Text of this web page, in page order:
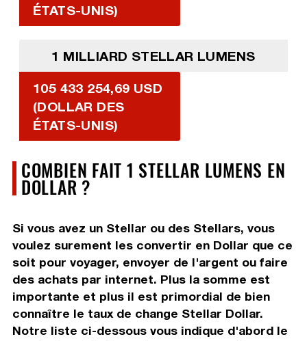
ÉTATS-UNIS)
1 MILLIARD STELLAR LUMENS
105 433 254,69 USD
(DOLLAR DES
ÉTATS-UNIS)
COMBIEN FAIT 1 STELLAR LUMENS EN
DOLLAR ?
Si vous avez un Stellar ou des Stellars, vous
voulez surement les convertir en Dollar que ce
soit pour voyager, envoyer de l'argent ou faire
des achats par internet. Plus la somme est
importante et plus il est primordial de bien
connaître le taux de change Stellar Dollar.
Notre liste ci-dessous vous indique d'abord le